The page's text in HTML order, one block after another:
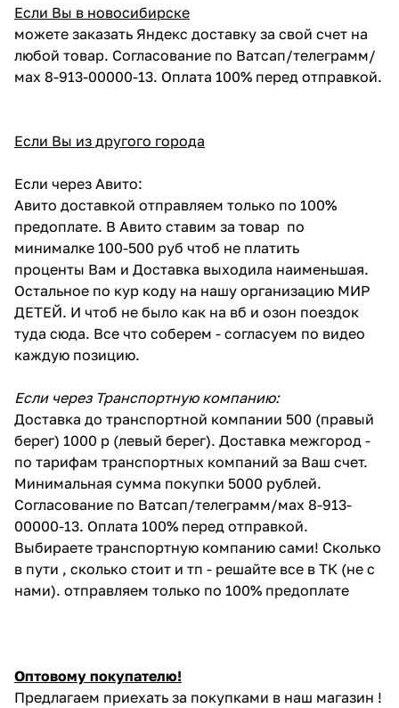
Если Вы в новосибирске
можете заказать Яндекс доставку за свой счет на
любой товар. Согласование по Ватсап/телеграмм/
мах 8-913-00000-13. Оплата 100% перед отправкой.
Если Вы из другого города
Если через Авито:
Авито доставкой отправляем только по 100%
предоплате. В Авито ставим за товар по
минималке 100-500 руб чтоб не платить
проценты Вам и Доставка выходила наименьшая.
Остальное по кур коду на нашу организацию МИР
ДЕТЕЙ. И чтоб не было как на вб и озон поездок
туда сюда. Все что соберем - согласуем по видео
каждую позицию.
Если через Транспортную компанию:
Доставка до транспортной компании 500 (правый
берег) 1000 р (левый берег). Доставка межгород -
по тарифам транспортных компаний за Ваш счет.
Минимальная сумма покупки 5000 рублей.
Согласование по Ватсап/телеграмм/мах 8-913-
00000-13. Оплата 100% перед отправкой.
Выбираете транспортную компанию сами! Сколько
в пути , сколько стоит и тп - решайте все в ТК (не с
нами). отправляем только по 100% предоплате
Оптовому покупателю!
Предлагаем приехать за покупками в наш магазин !